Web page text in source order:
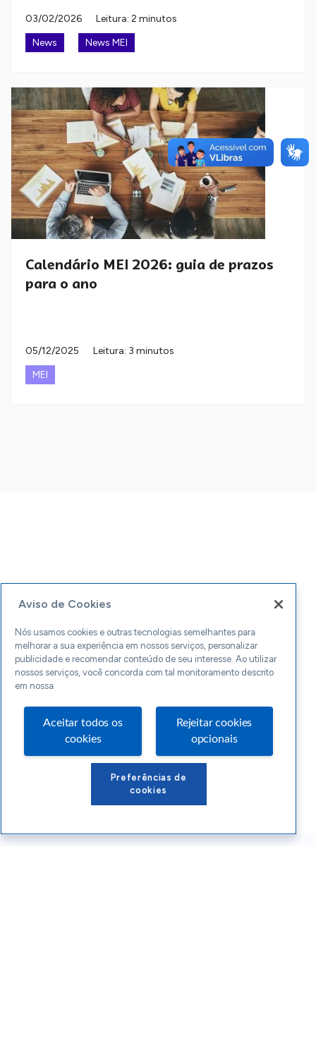
03/02/2026
Leitura: 2 minutos
News
News MEI
Calendário MEI 2026: guia de prazos
para o ano
05/12/2025
Leitura: 3 minutos
MEI
Aviso de Cookies
Nós usamos cookies e outras tecnologias semelhantes para
melhorar a sua experiência em nossos serviços, personalizar
publicidade e recomendar conteúdo de seu interesse. Ao utilizar
nossos serviços, você concorda com tal monitoramento descrito
em nossa
Aceitar todos os
cookies
Rejeitar cookies
opcionais
Preferências de
cookies